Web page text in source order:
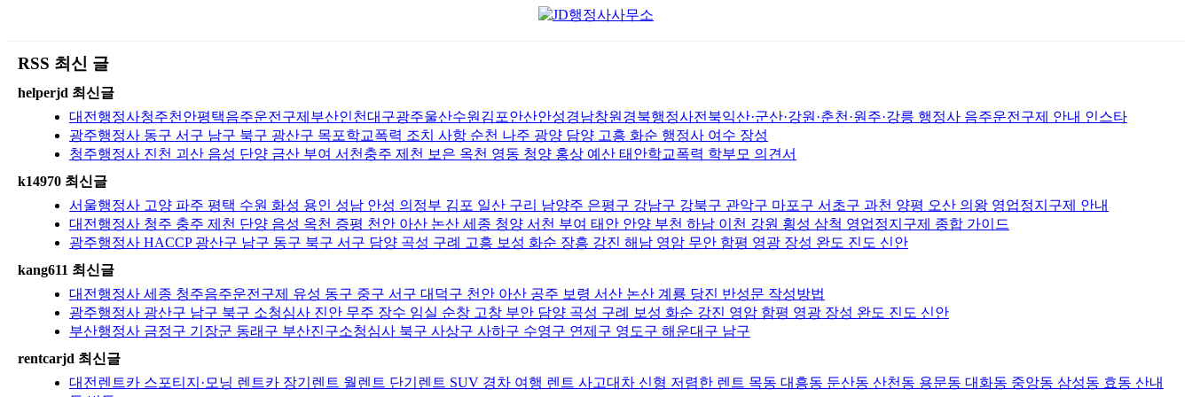
RSS 최신 글
helperjd 최신글
대전행정사청주천안평택음주운전구제부산인천대구광주울산수원김포안산안성경남창원경북행정사전북익산·군산·강원·춘천·원주·강릉 행정사 음주운전구제 안내 인스타
광주행정사 동구 서구 남구 북구 광산구 목포학교폭력 조치 사항 순천 나주 광양 담양 고흥 화순 행정사 여수 장성
청주행정사 진천 괴산 음성 단양 금산 부여 서천충주 제천 보은 옥천 영동 청양 홍상 예산 태안학교폭력 학부모 의견서
k14970 최신글
서울행정사 고양 파주 평택 수원 화성 용인 성남 안성 의정부 김포 일산 구리 남양주 은평구 강남구 강북구 관악구 마포구 서초구 과천 양평 오산 의왕 영업정지구제 안내
대전행정사 청주 충주 제천 단양 음성 옥천 증평 천안 아산 논산 세종 청양 서천 부여 태안 안양 부천 하남 이천 강원 횡성 삼척 영업정지구제 종합 가이드
광주행정사 HACCP 광산구 남구 동구 북구 서구 담양 곡성 구례 고흥 보성 화순 장흥 강진 해남 영암 무안 함평 영광 장성 완도 진도 신안
kang611 최신글
대전행정사 세종 청주음주운전구제 유성 동구 중구 서구 대덕구 천안 아산 공주 보령 서산 논산 계룡 당진 반성문 작성방법
광주행정사 광산구 남구 북구 소청심사 진안 무주 장수 임실 순창 고창 부안 담양 곡성 구례 보성 화순 강진 영암 함평 영광 장성 완도 진도 신안
부산행정사 금정구 기장군 동래구 부산진구소청심사 북구 사상구 사하구 수영구 연제구 영도구 해운대구 남구
rentcarjd 최신글
대전렌트카 스포티지·모닝 렌트카 장기렌트 월렌트 단기렌트 SUV 경차 여행 렌트 사고대차 신형 저렴한 렌트 목동 대흥동 둔산동 산천동 용문동 대화동 중앙동 삼성동 효동 산내